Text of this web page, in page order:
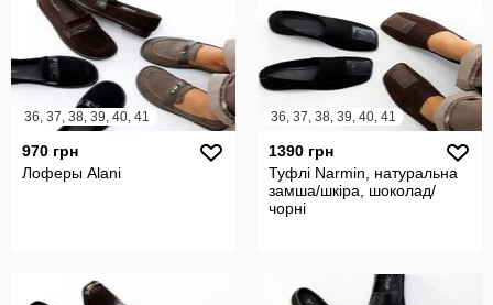
36, 37, 38, 39, 40, 41
970 грн
Лоферы Alani
36, 37, 38, 39, 40, 41
1390 грн
Туфлі Narmin, натуральна
замша/шкіра, шоколад/
чорні